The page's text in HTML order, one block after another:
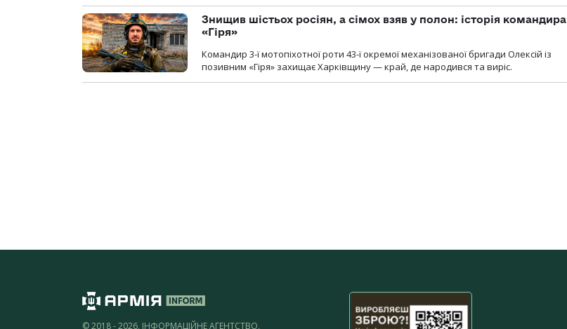
Знищив шістьох росіян, а сімох взяв у полон: історія командира
«Гіря»
Командир 3-ї мотопіхотної роти 43-ї окремої механізованої бригади Олексій із
позивним «Гіря» захищає Харківщину — край, де народився та виріс.
© 2018 - 2026, ІНФОРМАЦІЙНЕ АГЕНТСТВО,